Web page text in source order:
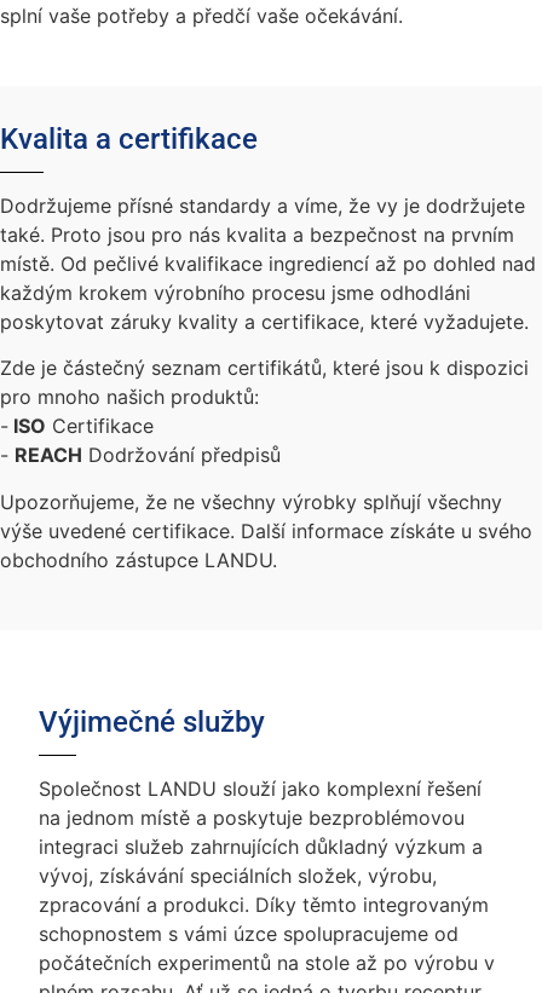
splní vaše potřeby a předčí vaše očekávání.
Kvalita a certifikace
Dodržujeme přísné standardy a víme, že vy je dodržujete
také. Proto jsou pro nás kvalita a bezpečnost na prvním
místě. Od pečlivé kvalifikace ingrediencí až po dohled nad
každým krokem výrobního procesu jsme odhodláni
poskytovat záruky kvality a certifikace, které vyžadujete.
Zde je částečný seznam certifikátů, které jsou k dispozici
pro mnoho našich produktů:
- ISO Certifikace
- REACH Dodržování předpisů
Upozorňujeme, že ne všechny výrobky splňují všechny
výše uvedené certifikace. Další informace získáte u svého
obchodního zástupce LANDU.
Výjimečné služby
Společnost LANDU slouží jako komplexní řešení
na jednom místě a poskytuje bezproblémovou
integraci služeb zahrnujících důkladný výzkum a
vývoj, získávání speciálních složek, výrobu,
zpracování a produkci. Díky těmto integrovaným
schopnostem s vámi úzce spolupracujeme od
počátečních experimentů na stole až po výrobu v